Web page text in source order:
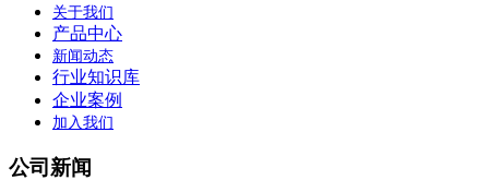
关于我们
产品中心
新闻动态
行业知识库
企业案例
加入我们
公司新闻